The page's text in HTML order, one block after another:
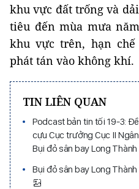
khu vực đất trống và
tiêu đến mùa mưa
khu vực trên, hạn
phát tán vào không khí.
TIN LIÊN QUAN
Podcast bản tin tối 19-3:
cựu Cục trưởng Cục II
Bụi đỏ sân bay Long
Bụi đỏ sân bay Long